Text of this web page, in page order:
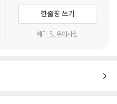
므로 개봉 후 반품/교환이 불가합니
한줄평 쓰기
혜택 및 유의사항